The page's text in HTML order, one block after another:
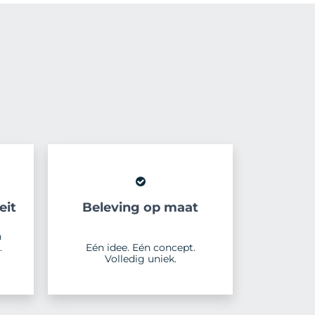
Beleving op maat
Eén idee. Eén concept.
Volledig uniek.